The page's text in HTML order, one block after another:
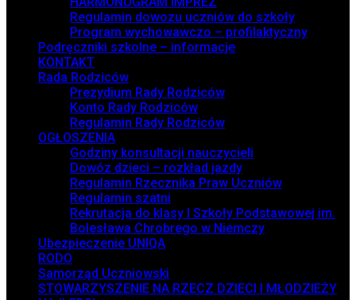
Regulamin dowozu uczniów do szkoły
Program wychowawczo – profilaktyczny
Podręczniki szkolne – informacje
KONTAKT
Rada Rodziców
Prezydium Rady Rodziców
Konto Rady Rodziców
Regulamin Rady Rodziców
OGŁOSZENIA
Godziny konsultacji nauczycieli
Dowóz dzieci – rozkład jazdy
Regulamin Rzecznika Praw Uczniów
Regulamin szatni
Rekrutacja do klasy I Szkoły Podstawowej im.
Bolesława Chrobrego w Niemczy
Ubezpieczenie UNIQA
RODO
Samorząd Uczniowski
STOWARZYSZENIE NA RZECZ DZIECI I MŁODZIEŻY